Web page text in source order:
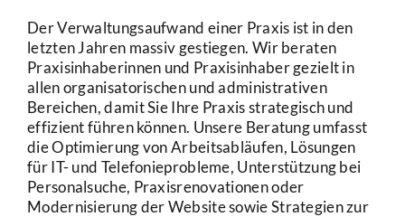
Der Verwaltungsaufwand einer Praxis ist in den
letzten Jahren massiv gestiegen. Wir beraten
Praxisinhaberinnen und Praxisinhaber gezielt in
allen organisatorischen und administrativen
Bereichen, damit Sie Ihre Praxis strategisch und
effizient führen können. Unsere Beratung umfasst
die Optimierung von Arbeitsabläufen, Lösungen
für IT- und Telefonieprobleme, Unterstützung bei
Personalsuche, Praxisrenovationen oder
Modernisierung der Website sowie Strategien zur